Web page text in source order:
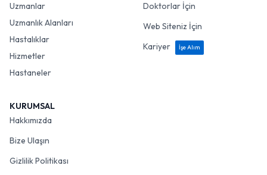
Uzmanlar
Uzmanlık Alanları
Hastalıklar
Hizmetler
Hastaneler
Doktorlar İçin
Web Siteniz İçin
Kariyer
İşe Alım
KURUMSAL
Hakkımızda
Bize Ulaşın
Gizlilik Politikası